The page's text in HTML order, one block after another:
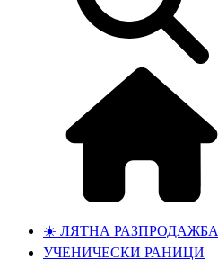
☀️ ЛЯТНА РАЗПРОДАЖБА
УЧЕНИЧЕСКИ РАНИЦИ